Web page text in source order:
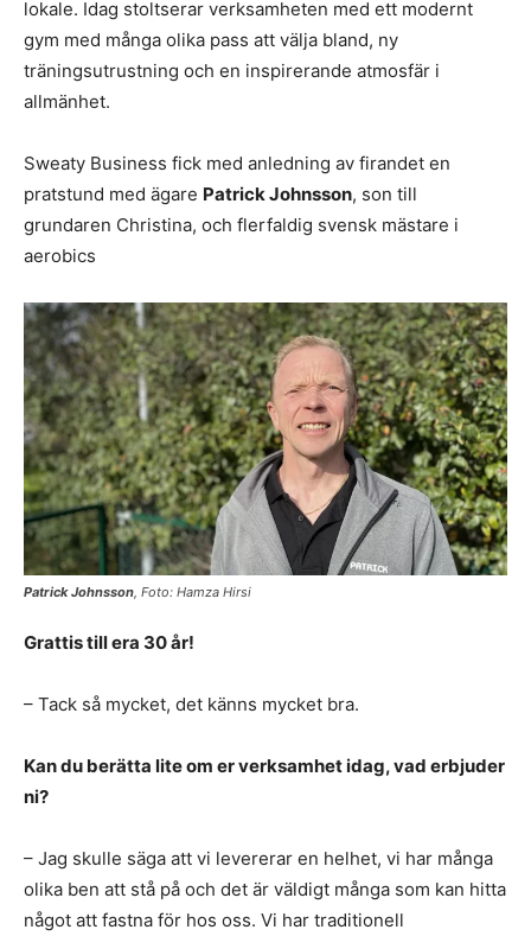
lokale. Idag stoltserar verksamheten med ett modernt
gym med många olika pass att välja bland, ny
träningsutrustning och en inspirerande atmosfär i
allmänhet.
Sweaty Business fick med anledning av firandet en
pratstund med ägare Patrick Johnsson, son till
grundaren Christina, och flerfaldig svensk mästare i
aerobics
Patrick Johnsson , Foto: Hamza Hirsi
Grattis till era 30 år!
– Tack så mycket, det känns mycket bra.
Kan du berätta lite om er verksamhet idag, vad erbjuder
ni?
– Jag skulle säga att vi levererar en helhet, vi har många
olika ben att stå på och det är väldigt många som kan hitta
något att fastna för hos oss. Vi har traditionell